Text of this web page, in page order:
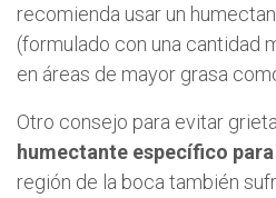
recomienda usar un
(formulado con una cantidad
en áreas de mayor grasa
Otro consejo para evitar
humectante específico
región de la boca también